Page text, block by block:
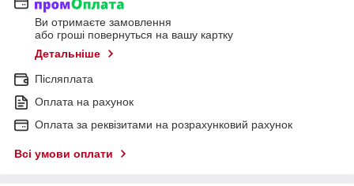
Ви отримаєте замовлення
або гроші повернуться на вашу картку
Детальніше
Післяплата
Оплата на рахунок
Оплата за реквізитами на розрахунковий рахунок
Всі умови оплати